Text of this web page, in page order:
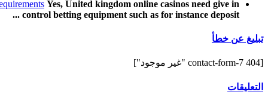
Yes, United kingdom online casinos need give in
control betting equipment such as for instance deposit ...
تبليغ عن خطأ
[contact-form-7 404 "غير موجود"]
التعليقات